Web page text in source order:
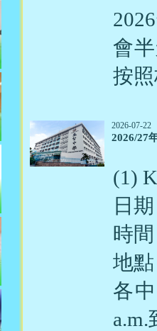
會
按
2026-07-22
2026/27
(1)
日
時
地
各